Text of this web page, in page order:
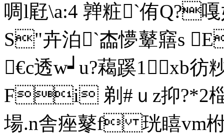
啁l屘\a:4 亸粧`侑Q?
S"卉泊`楍懜鼙窹s
€c透w┙u?藒蹊1xb彷粆
Fi 剃#ｕz抑?*2
場.n舎痤鼕f 珖瞦vm